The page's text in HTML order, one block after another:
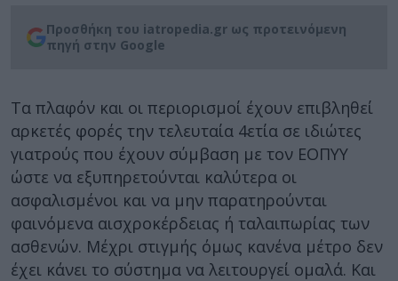
Προσθήκη του iatropedia.gr ως προτεινόμενη
πηγή στην Google
Τα πλαφόν και οι περιορισμοί έχουν επιβληθεί
αρκετές φορές την τελευταία 4ετία σε ιδιώτες
γιατρούς που έχουν σύμβαση με τον ΕΟΠΥΥ
ώστε να εξυπηρετούνται καλύτερα οι
ασφαλισμένοι και να μην παρατηρούνται
φαινόμενα αισχροκέρδειας ή ταλαιπωρίας των
ασθενών. Μέχρι στιγμής όμως κανένα μέτρο δεν
έχει κάνει το σύστημα να λειτουργεί ομαλά. Και